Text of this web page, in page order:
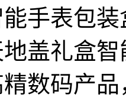
手表包装
盖礼盒
数码产